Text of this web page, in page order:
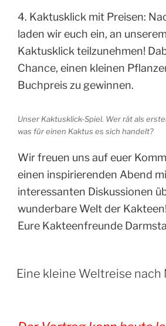
4. Kaktusklick mit Preisen:
laden wir euch ein, an
Kaktusklick teilzunehmen!
Chance, einen kleinen
Buchpreis zu gewinnen.
Unser Kaktusklick-Spiel. Wer rät als
was für einen Kaktus es sich handelt?
Wir freuen uns auf euer
einen inspirierenden Abend
interessanten Diskussionen
wunderbare Welt der Kakteen!
Eure Kakteenfreunde
Eine kleine Weltreise nach